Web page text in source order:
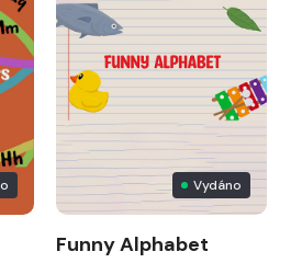
Vydáno
Funny Alphabet